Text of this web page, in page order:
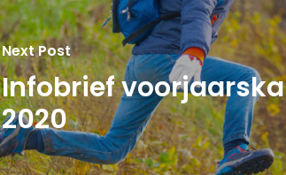
Next Post
Infobrief
2020